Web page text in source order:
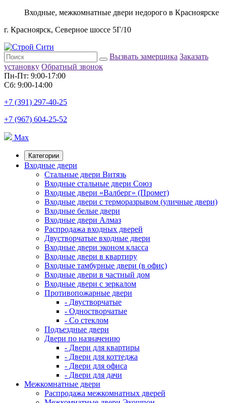
Входные, межкомнатные двери недорого в Красноярске
г. Красноярск, Северное шоссе 5Г/10
Вызвать замерщика Заказать
установку Обратный звонок
Пн-Пт: 9:00-17:00
Сб: 9:00-14:00
+7 (391) 297-40-25
+7 (967) 604-25-52
Max
Категории
Входные двери
Стальные двери Витязь
Входные стальные двери Союз
Входные двери «Валберг» (Промет)
Входные двери с терморазрывом (уличные двери)
Входные белые двери
Входные двери Алмаз
Распродажа входных дверей
Двустворчатые входные двери
Входные двери эконом класса
Входные двери в квартиру
Входные тамбурные двери (в офис)
Входные двери в частный дом
Входные двери с зеркалом
Противопожарные двери
- Двустворчатые
- Одностворчатые
- Со стеклом
Подъездные двери
Двери по назначению
- Двери для квартиры
- Двери для коттеджа
- Двери для офиса
- Двери для дачи
Межкомнатные двери
Распродажа межкомнатных дверей